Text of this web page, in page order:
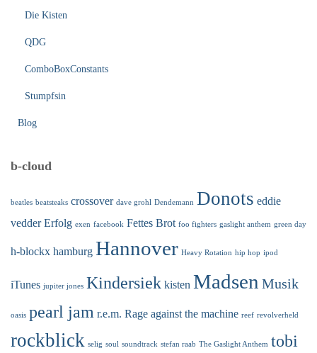
Die Kisten
QDG
ComboBoxConstants
Stumpfsin
Blog
b-cloud
beatles beatsteaks crossover dave grohl Dendemann Donots eddie
vedder Erfolg exen facebook Fettes Brot foo fighters gaslight anthem green day
h-blockx hamburg Hannover Heavy Rotation hip hop ipod
iTunes jupiter jones Kindersiek kisten Madsen Musik
oasis pearl jam r.e.m. Rage against the machine reef revolverheld
rockblick selig soul soundtrack stefan raab The Gaslight Anthem tobi